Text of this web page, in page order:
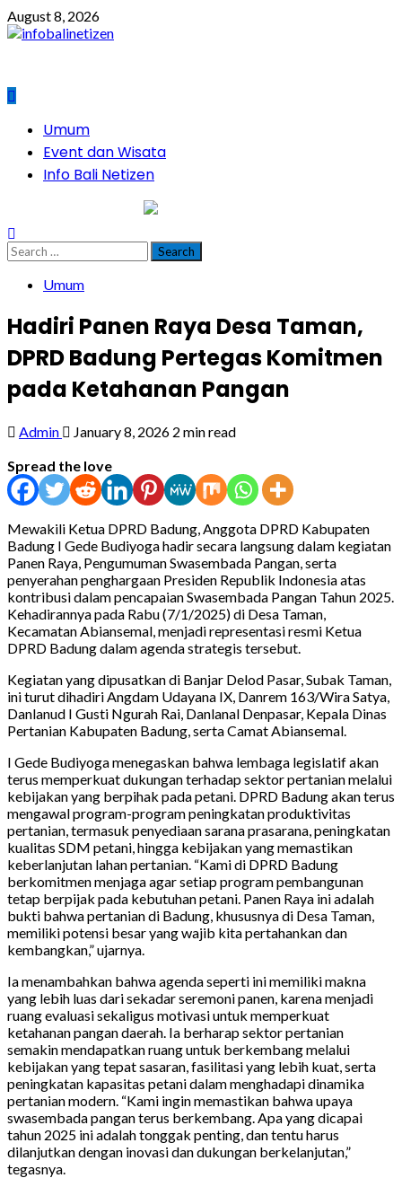
Skip
to
August 8, 2026
PrimaryUmum
Event dan Wisata
Info Bali Netizen
Search
for:
Umum
Hadiri Panen Raya Desa Taman,
DPRD Badung Pertegas Komitmen
pada Ketahanan Pangan
Admin January 8, 2026 2 min read
Spread the love
Mewakili Ketua DPRD Badung, Anggota DPRD Kabupaten
Badung I Gede Budiyoga hadir secara langsung dalam kegiatan
Panen Raya, Pengumuman Swasembada Pangan, serta
penyerahan penghargaan Presiden Republik Indonesia atas
kontribusi dalam pencapaian Swasembada Pangan Tahun 2025.
Kehadirannya pada Rabu (7/1/2025) di Desa Taman,
Kecamatan Abiansemal, menjadi representasi resmi Ketua
DPRD Badung dalam agenda strategis tersebut.
Kegiatan yang dipusatkan di Banjar Delod Pasar, Subak Taman,
ini turut dihadiri Angdam Udayana IX, Danrem 163/Wira Satya,
Danlanud I Gusti Ngurah Rai, Danlanal Denpasar, Kepala Dinas
Pertanian Kabupaten Badung, serta Camat Abiansemal.
I Gede Budiyoga menegaskan bahwa lembaga legislatif akan
terus memperkuat dukungan terhadap sektor pertanian melalui
kebijakan yang berpihak pada petani. DPRD Badung akan terus
mengawal program-program peningkatan produktivitas
pertanian, termasuk penyediaan sarana prasarana, peningkatan
kualitas SDM petani, hingga kebijakan yang memastikan
keberlanjutan lahan pertanian. “Kami di DPRD Badung
berkomitmen menjaga agar setiap program pembangunan
tetap berpijak pada kebutuhan petani. Panen Raya ini adalah
bukti bahwa pertanian di Badung, khususnya di Desa Taman,
memiliki potensi besar yang wajib kita pertahankan dan
kembangkan,” ujarnya.
Ia menambahkan bahwa agenda seperti ini memiliki makna
yang lebih luas dari sekadar seremoni panen, karena menjadi
ruang evaluasi sekaligus motivasi untuk memperkuat
ketahanan pangan daerah. Ia berharap sektor pertanian
semakin mendapatkan ruang untuk berkembang melalui
kebijakan yang tepat sasaran, fasilitasi yang lebih kuat, serta
peningkatan kapasitas petani dalam menghadapi dinamika
pertanian modern. “Kami ingin memastikan bahwa upaya
swasembada pangan terus berkembang. Apa yang dicapai
tahun 2025 ini adalah tonggak penting, dan tentu harus
dilanjutkan dengan inovasi dan dukungan berkelanjutan,”
tegasnya.